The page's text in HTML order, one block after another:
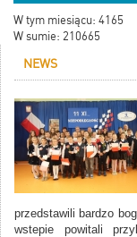
W tym miesiącu: 4165
W sumie: 210665
NEWS
przedstawili bardzo
wstepie powitali